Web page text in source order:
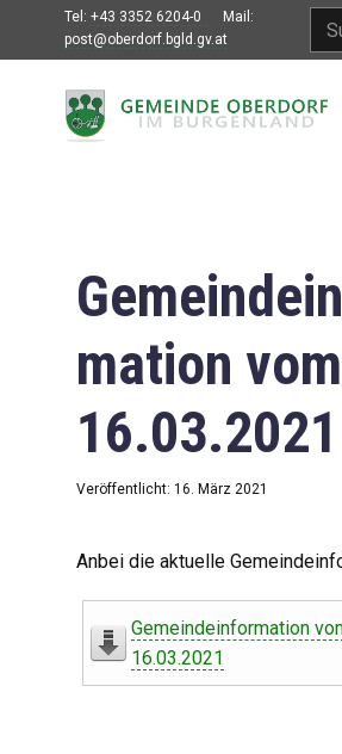
Tel: +43 3352 6204-0
Mail:
post@oberdorf.bgld.gv.at
Willkommen
Gemeindeamt
Gemeinderat
Bildung
Vereine
Leben in Oberdorf
mation vom
16.03.2021
Veröffentlicht: 16. März 2021
Anbei die aktuelle
Gemeindeinformation
16.03.2021